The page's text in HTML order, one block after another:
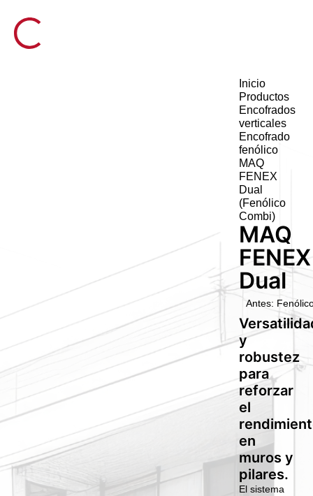
Inicio
Productos
Encofrados
verticales
Encofrado
fenólico
MAQ
FENEX
Dual
(Fenólico
Combi)
MAQ
FENEX
Dual
Antes:
y
robustez
para
reforzar
el
en
muros y
pilares.
El sistema